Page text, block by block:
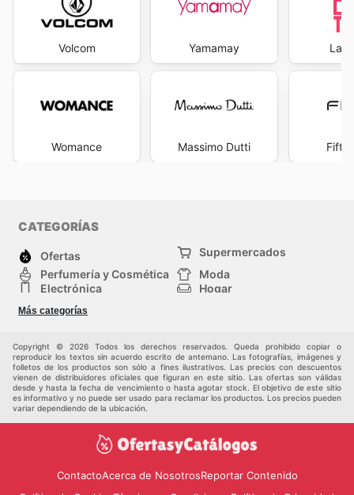
Volcom
Womance
Yamamay
Massimo Dutti
La
Fifty
CATEGORÍAS
Ofertas
Supermercados
Perfumería y Cosmética
Moda
Electrónica
Hogar
Deporte
Juguetes y bebés
Más categorías
Copyright © 2026 Todos los derechos reservados. Queda prohibido copiar o
reproducir los textos sin acuerdo escrito de antemano. Las fotografías, imágenes y
folletos de los productos son sólo a fines ilustrativos. Las precios con descuentos
vienen de distribuidores oficiales que figuran en este sitio. Las ofertas son válidas
desde y hasta la fecha de vencimiento o hasta agotar stock. El objetivo de este sitio
es informativo y no puede ser usado para reclamar los productos. Los precios pueden
variar dependiendo de la ubicación.
ContactoAcerca de NosotrosReportar Contenido